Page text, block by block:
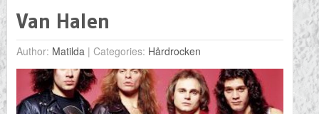
Van Halen
Author: Matilda | Categories: Hårdrocken